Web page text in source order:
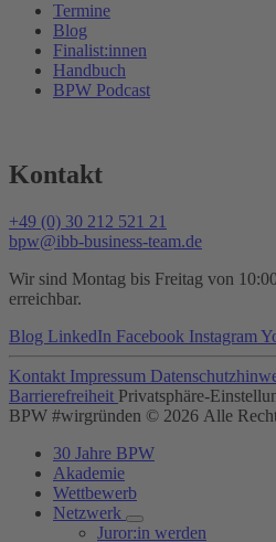
Termine
Blog
Finalist:innen
Handbuch
BPW Podcast
Kontakt
+49 (0) 30 212 521 21
bpw@ibb-business-team.de
Wir sind Montag bis Freitag von
erreichbar.
Blog LinkedIn Facebook Instagram
Kontakt Impressum
Barrierefreiheit Privatsphäre-
BPW #wirgründen © 2026 Alle
30 Jahre BPW
Akademie
Wettbewerb
Netzwerk
Juror:in werden